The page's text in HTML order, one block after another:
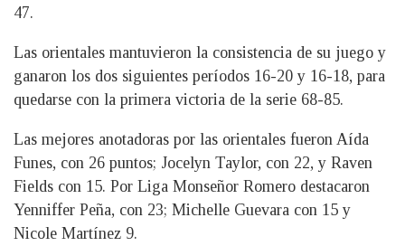
47.
Las orientales mantuvieron la consistencia de su juego y
ganaron los dos siguientes períodos 16-20 y 16-18, para
quedarse con la primera victoria de la serie 68-85.
Las mejores anotadoras por las orientales fueron Aída
Funes, con 26 puntos; Jocelyn Taylor, con 22, y Raven
Fields con 15. Por Liga Monseñor Romero destacaron
Yenniffer Peña, con 23; Michelle Guevara con 15 y
Nicole Martínez 9.